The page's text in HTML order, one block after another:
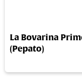
La Bovarina
(Pepato)